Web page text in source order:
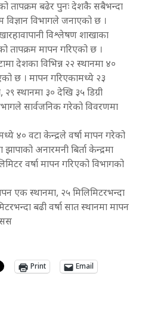
तापक्रम बढेर पुनः देशकै सबैभन्दा
विभागले जनाएको छ ।
विश्लेषण शाखाका
तापक्रम मापन गरिएको छ ।
देशका विभिन्न २२ स्थानमा ४०
छ । मापन गरिएकामध्ये २३
स्थानमा ३० देखि ३५ डिग्री
सार्वजनिक गरेको विवरणमा
४० वटा केन्द्रले वर्षा मापन गरेको
अनारमनी बिर्ता केन्द्रमा
वर्षा मापन गरिएको विभागको
एक स्थानमा, २५ मिलिमिटरभन्दा
बढी वर्षा सात स्थानमा मापन
Print Email